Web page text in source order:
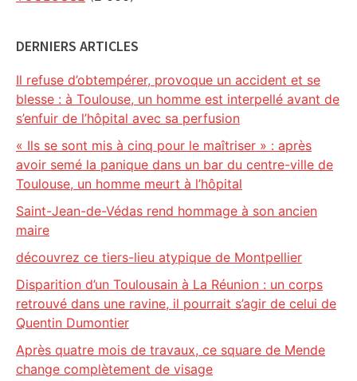
DERNIERS ARTICLES
Il refuse d’obtempérer, provoque un accident et se
blesse : à Toulouse, un homme est interpellé avant de
s’enfuir de l’hôpital avec sa perfusion
« Ils se sont mis à cinq pour le maîtriser » : après
avoir semé la panique dans un bar du centre-ville de
Toulouse, un homme meurt à l’hôpital
Saint-Jean-de-Védas rend hommage à son ancien
maire
découvrez ce tiers-lieu atypique de Montpellier
Disparition d’un Toulousain à La Réunion : un corps
retrouvé dans une ravine, il pourrait s’agir de celui de
Quentin Dumontier
Après quatre mois de travaux, ce square de Mende
change complètement de visage